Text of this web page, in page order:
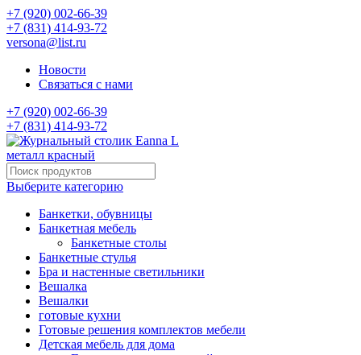
+7 (920) 002-66-39
+7 (831) 414-93-72
versona@list.ru
Новости
Связаться с нами
+7 (920) 002-66-39
+7 (831) 414-93-72
Выберите категорию
Банкетки, обувницы
Банкетная мебель
Банкетные столы
Банкетные стулья
Бра и настенные светильники
Вешалка
Вешалки
готовые кухни
Готовые решения комплектов мебели
Детская мебель для дома